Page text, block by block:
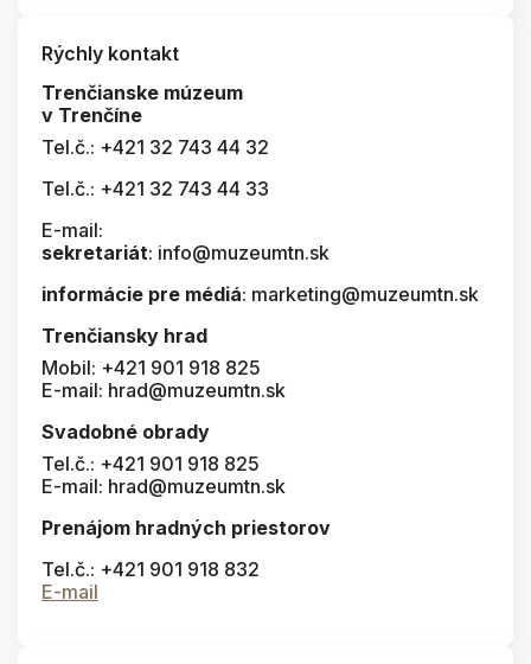
Rýchly kontakt
Trenčianske múzeum
v Trenčíne
Tel.č.: +421 32 743 44 32
Tel.č.: +421 32 743 44 33
E-mail:
sekretariát: info@muzeumtn.sk
informácie pre médiá: marketing@muzeumtn.sk
Trenčiansky hrad
Mobil: +421 901 918 825
E-mail: hrad@muzeumtn.sk
Svadobné obrady
Tel.č.: +421 901 918 825
E-mail: hrad@muzeumtn.sk
Prenájom hradných priestorov
Tel.č.: +421 901 918 832
E-mail